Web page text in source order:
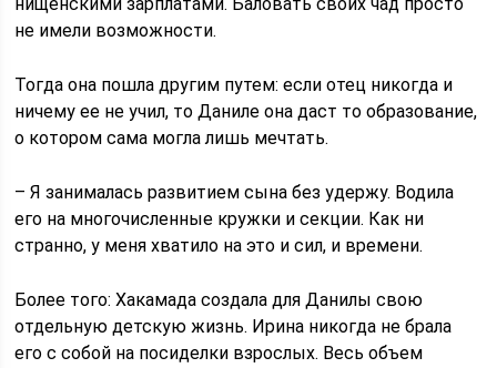
не имели возможности.
Тогда она пошла другим путем: если отец никогда и
ничему ее не учил, то Даниле она даст то образование,
о котором сама могла лишь мечтать.
– Я занималась развитием сына без удержу. Водила
его на многочисленные кружки и секции. Как ни
странно, у меня хватило на это и сил, и времени.
Более того: Хакамада создала для Данилы свою
отдельную детскую жизнь. Ирина никогда не брала
его с собой на посиделки взрослых. Весь объем